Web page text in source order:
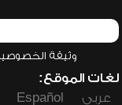
وثيقة
لغات الموقع:
عربي
Español